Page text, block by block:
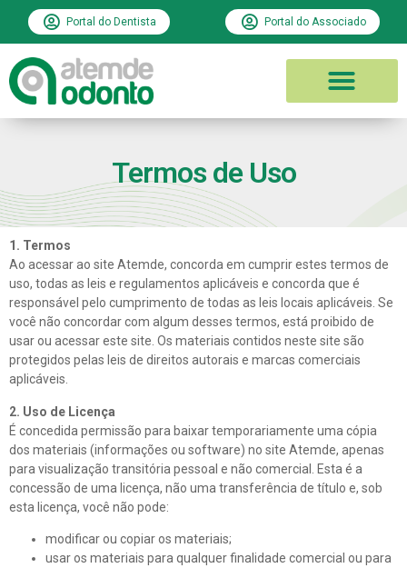
Portal do Dentista Portal do Associado
Termos de Uso
1. Termos
Ao acessar ao site Atemde, concorda em cumprir estes termos de
uso, todas as leis e regulamentos aplicáveis ​​e concorda que é
responsável pelo cumprimento de todas as leis locais aplicáveis. Se
você não concordar com algum desses termos, está proibido de
usar ou acessar este site. Os materiais contidos neste site são
protegidos pelas leis de direitos autorais e marcas comerciais
aplicáveis.
2. Uso de Licença
É concedida permissão para baixar temporariamente uma cópia
dos materiais (informações ou software) no site Atemde, apenas
para visualização transitória pessoal e não comercial. Esta é a
concessão de uma licença, não uma transferência de título e, sob
esta licença, você não pode:
modificar ou copiar os materiais;
usar os materiais para qualquer finalidade comercial ou para